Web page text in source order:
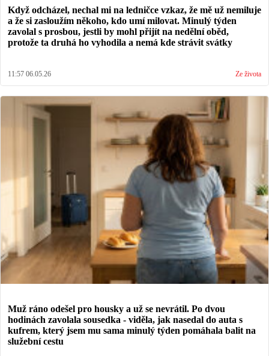
Když odcházel, nechal mi na ledničce vzkaz, že mě už nemiluje
a že si zasloužím někoho, kdo umí milovat. Minulý týden
zavolal s prosbou, jestli by mohl přijít na nedělní oběd,
protože ta druhá ho vyhodila a nemá kde strávit svátky
11:57 06.05.26 Ze života
Muž ráno odešel pro housky a už se nevrátil. Po dvou
hodinách zavolala sousedka - viděla, jak nasedal do auta s
kufrem, který jsem mu sama minulý týden pomáhala balit na
služební cestu